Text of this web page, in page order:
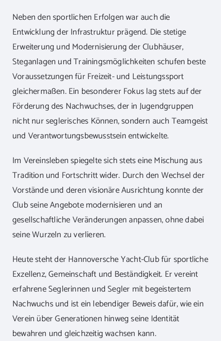
Neben den sportlichen Erfolgen war auch die
Entwicklung der Infrastruktur prägend. Die stetige
Erweiterung und Modernisierung der Clubhäuser,
Steganlagen und Trainingsmöglichkeiten schufen beste
Voraussetzungen für Freizeit- und Leistungssport
gleichermaßen. Ein besonderer Fokus lag stets auf der
Förderung des Nachwuchses, der in Jugendgruppen
nicht nur seglerisches Können, sondern auch Teamgeist
und Verantwortungsbewusstsein entwickelte.
Im Vereinsleben spiegelte sich stets eine Mischung aus
Tradition und Fortschritt wider. Durch den Wechsel der
Vorstände und deren visionäre Ausrichtung konnte der
Club seine Angebote modernisieren und an
gesellschaftliche Veränderungen anpassen, ohne dabei
seine Wurzeln zu verlieren.
Heute steht der Hannoversche Yacht-Club für sportliche
Exzellenz, Gemeinschaft und Beständigkeit. Er vereint
erfahrene Seglerinnen und Segler mit begeistertem
Nachwuchs und ist ein lebendiger Beweis dafür, wie ein
Verein über Generationen hinweg seine Identität
bewahren und gleichzeitig wachsen kann.